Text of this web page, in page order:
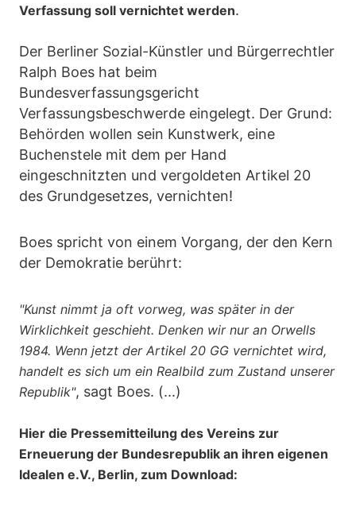
Verfassung soll vernichtet werden.
Der Berliner Sozial-Künstler und Bürgerrechtler
Ralph Boes hat beim
Bundesverfassungsgericht
Verfassungsbeschwerde eingelegt. Der Grund:
Behörden wollen sein Kunstwerk, eine
Buchenstele mit dem per Hand
eingeschnitzten und vergoldeten Artikel 20
des Grundgesetzes, vernichten!
Boes spricht von einem Vorgang, der den Kern
der Demokratie berührt:
"Kunst nimmt ja oft vorweg, was später in der
Wirklichkeit geschieht. Denken wir nur an Orwells
1984. Wenn jetzt der Artikel 20 GG vernichtet wird,
handelt es sich um ein Realbild zum Zustand unserer
Republik", sagt Boes. (...)
Hier die Pressemitteilung des Vereins zur
Erneuerung der Bundesrepublik an ihren eigenen
Idealen e.V., Berlin, zum Download: